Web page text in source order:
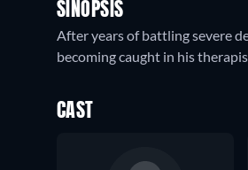
SINOPSIS
After years of battling severe
becoming caught in his
CAST